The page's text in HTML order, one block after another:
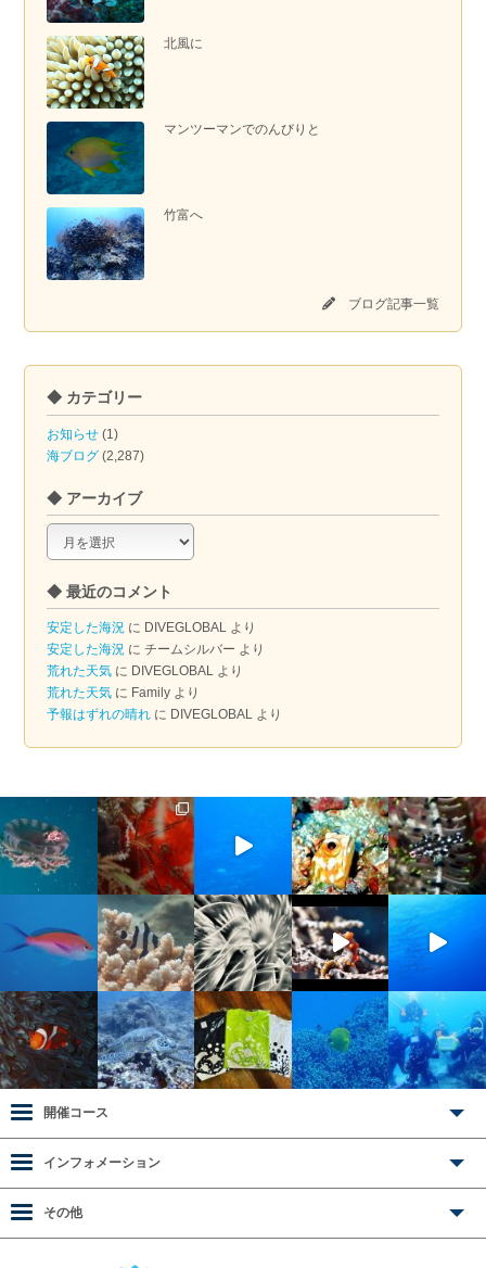
北風に
マンツーマンでのんびりと
竹富へ
ブログ記事一覧
◆ カテゴリー
お知らせ (1)
海ブログ (2,287)
◆ アーカイブ
◆
ア
カ
イ
ブ
◆ 最近のコメント
安定した海況 に DIVEGLOBAL より
安定した海況 にチームシルバー より
荒れた天気 に DIVEGLOBAL より
荒れた天気 に Family より
予報はずれの晴れ に DIVEGLOBAL より
開催コース
インフォメーション
その他